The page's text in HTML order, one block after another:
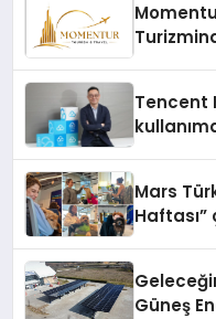
Tencent
Mars
Haftası”
Güneş